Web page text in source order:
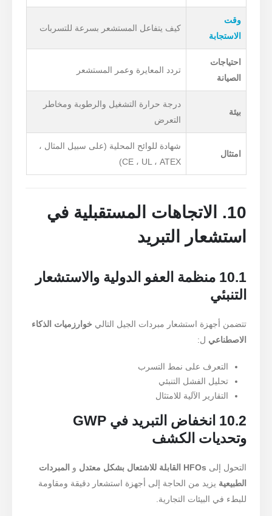
وقت
الاستجابة
كيف يتفاعل المستشعر بسرعة للتسربات
احتياجات
الصيانة
تردد المعايرة وعمر المستشعر
بيئة
درجة حرارة التشغيل والرطوبة ومخاطر
التعرض
امتثال
شهادة للوائح المحلية (على سبيل المثال ،
CE ، UL ، ATEX)
10. الاتجاهات المستقبلية في
استشعار التبريد
10.1 منظمة العفو الدولية والاستشعار
التنبئي
تتضمن أجهزة استشعار مبردات الجيل التالي خوارزميات الذكاء
الاصطناعي ل:
التعرف على نمط التسرب
تحليل الفشل التنبئي
التقارير الآلية للامتثال
10.2 انخفاض التبريد في GWP
وتحديات الكشف
التحول إلى HFOs القابلة للاشتعال بشكل معتدل و المبردات
الطبيعية يزيد من الحاجة إلى أجهزة استشعار دقيقة ومقاومة
للبطء في البيئات التجارية.